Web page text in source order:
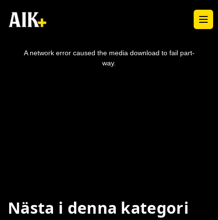
A network error caused the media download to fail part-
way.
Nästa i denna kategori